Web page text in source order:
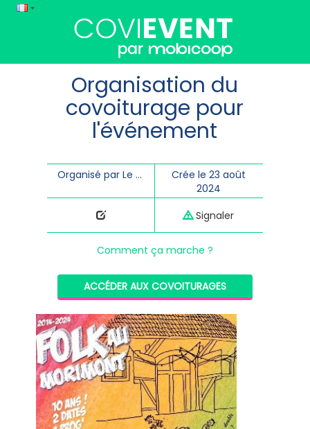
Organisation du
covoiturage pour
l'événement
Organisé par Le Labo M
Crée le 23 août
2024
Signaler
Comment ça marche ?
ACCÉDER AUX COVOITURAGES